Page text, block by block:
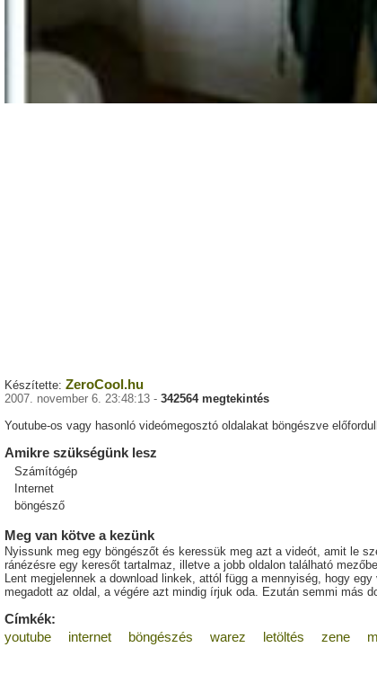
Készítette: ZeroCool.hu
2007. november 6. 23:48:13 - 342564 megtekintés
Youtube-os vagy hasonló videómegosztó oldalakat böngészve
Amikre szükségünk lesz
Számítógép
Internet
böngésző
Meg van kötve a kezünk
Nyissunk meg egy böngészőt és keressük meg azt a videót, amit le
ránézésre egy keresőt tartalmaz, illetve a jobb oldalon található
Lent megjelennek a download linkek, attól függ a mennyiség, hogy
megadott az oldal, a végére azt mindig írjuk oda. Ezután semmi más
Címkék:
youtube
internet böngészés warez letöltés zene